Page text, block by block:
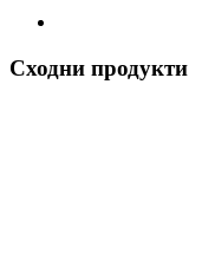
Сходни продукти